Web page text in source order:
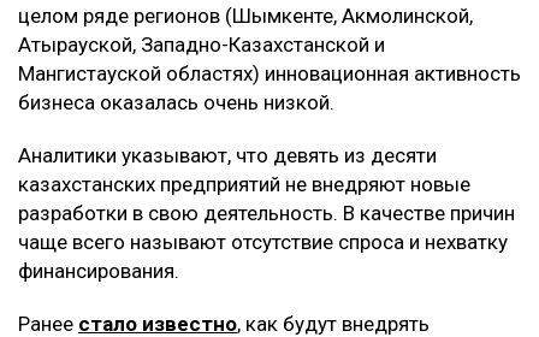
целом ряде регионов (Шымкенте, Акмолинской,
Атырауской, Западно-Казахстанской и
Мангистауской областях) инновационная активность
бизнеса оказалась очень низкой.
Аналитики указывают, что девять из десяти
казахстанских предприятий не внедряют новые
разработки в свою деятельность. В качестве причин
чаще всего называют отсутствие спроса и нехватку
финансирования.
Ранее стало известно, как будут внедрять